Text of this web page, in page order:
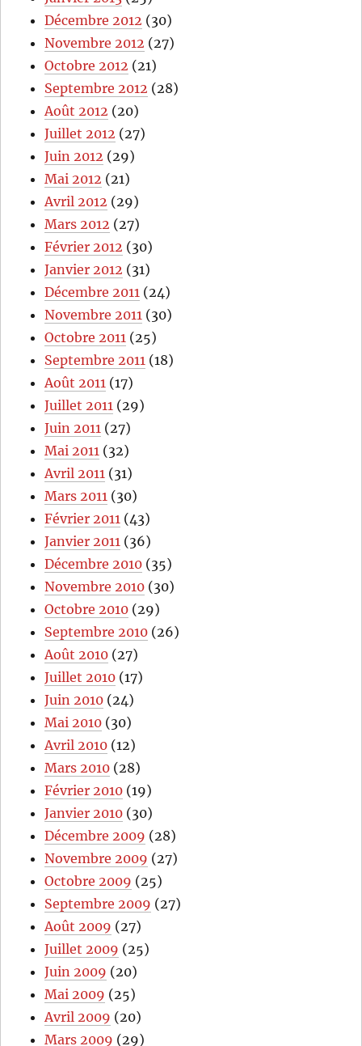
Décembre 2012 (30)
Novembre 2012 (27)
Octobre 2012 (21)
Septembre 2012 (28)
Août 2012 (20)
Juillet 2012 (27)
Juin 2012 (29)
Mai 2012 (21)
Avril 2012 (29)
Mars 2012 (27)
Février 2012 (30)
Janvier 2012 (31)
Décembre 2011 (24)
Novembre 2011 (30)
Octobre 2011 (25)
Septembre 2011 (18)
Août 2011 (17)
Juillet 2011 (29)
Juin 2011 (27)
Mai 2011 (32)
Avril 2011 (31)
Mars 2011 (30)
Février 2011 (43)
Janvier 2011 (36)
Décembre 2010 (35)
Novembre 2010 (30)
Octobre 2010 (29)
Septembre 2010 (26)
Août 2010 (27)
Juillet 2010 (17)
Juin 2010 (24)
Mai 2010 (30)
Avril 2010 (12)
Mars 2010 (28)
Février 2010 (19)
Janvier 2010 (30)
Décembre 2009 (28)
Novembre 2009 (27)
Octobre 2009 (25)
Septembre 2009 (27)
Août 2009 (27)
Juillet 2009 (25)
Juin 2009 (20)
Mai 2009 (25)
Avril 2009 (20)
Mars 2009 (29)